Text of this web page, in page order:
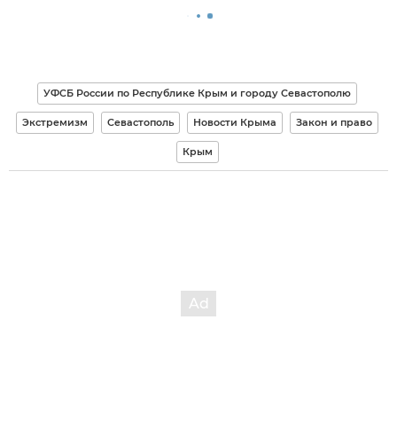
УФСБ России по Республике Крым и городу Севастополю
Экстремизм Севастополь Новости Крыма Закон и право
Крым